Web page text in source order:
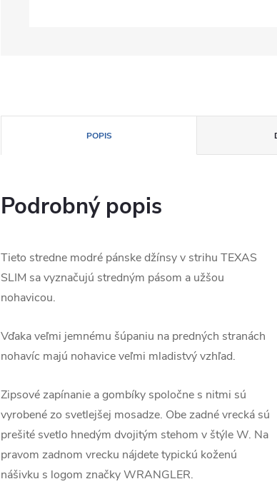
POPIS
Podrobný popis
Tieto stredne modré pánske džínsy v strihu TEXAS
SLIM sa vyznačujú stredným pásom a užšou
nohavicou.
Vďaka veľmi jemnému šúpaniu na predných stranách
nohavíc majú nohavice veľmi mladistvý vzhľad.
Zipsové zapínanie a gombíky spoločne s nitmi sú
vyrobené zo svetlejšej mosadze. Obe zadné vrecká sú
prešité svetlo hnedým dvojitým stehom v štýle W. Na
pravom zadnom vrecku nájdete typickú koženú
nášivku s logom značky WRANGLER.